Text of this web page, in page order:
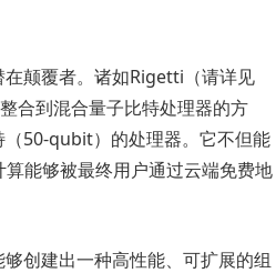
颠覆者。诸如Rigetti（请详见
合到混合量子比特处理器的方
50-qubit）的处理器。它不但能
能够被最终用户通过云端免费地
创建出一种高性能、可扩展的组